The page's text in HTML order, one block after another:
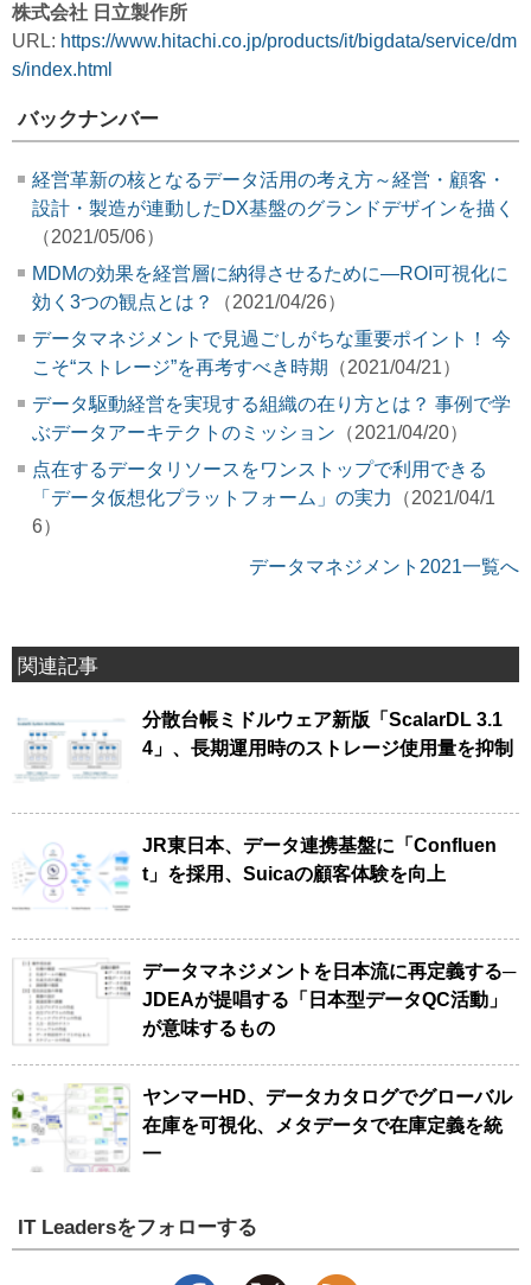
株式会社 日立製作所
URL: https://www.hitachi.co.jp/products/it/bigdata/service/dm
s/index.html
バックナンバー
経営革新の核となるデータ活用の考え方～経営・顧客・
設計・製造が連動したDX基盤のグランドデザインを描く
（2021/05/06）
MDMの効果を経営層に納得させるために―ROI可視化に
効く3つの観点とは？
（2021/04/26）
データマネジメントで見過ごしがちな重要ポイント！ 今
こそ“ストレージ”を再考すべき時期
（2021/04/21）
データ駆動経営を実現する組織の在り方とは？ 事例で学
ぶデータアーキテクトのミッション （2021/04/20）
点在するデータリソースをワンストップで利用できる
「データ仮想化プラットフォーム」の実力
（2021/04/1
6）
データマネジメント2021一覧へ
関連記事
分散台帳ミドルウェア新版「ScalarDL 3.1
4」、長期運用時のストレージ使用量を抑制
JR東日本、データ連携基盤に「Confluen
t」を採用、Suicaの顧客体験を向上
データマネジメントを日本流に再定義する─
JDEAが提唱する「日本型データQC活動」
が意味するもの
ヤンマーHD、データカタログでグローバル
在庫を可視化、メタデータで在庫定義を統
一
IT Leadersをフォローする